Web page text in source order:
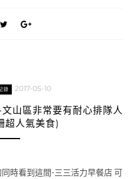
錄 2017-05-10
山區非常要有耐心排隊人
超人氣美食)
時看到這間-三三活力早餐店 可